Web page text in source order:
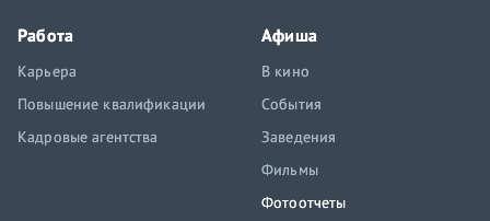
Работа
Карьера
Повышение квалификации
Кадровые агентства
Афиша
В кино
События
Заведения
Фильмы
Фотоотчеты